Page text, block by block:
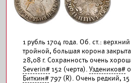
1 рубль 1704 года. Об. ст.:
тройной, большая корона
28,08 г. Сохранность очень
Severin# 152 (черта). Уздеников#
Биткин#797 (R). Очень редкий, 15